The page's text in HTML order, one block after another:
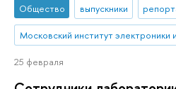
Общество выпускники
Московский институт электроники
25 февраля